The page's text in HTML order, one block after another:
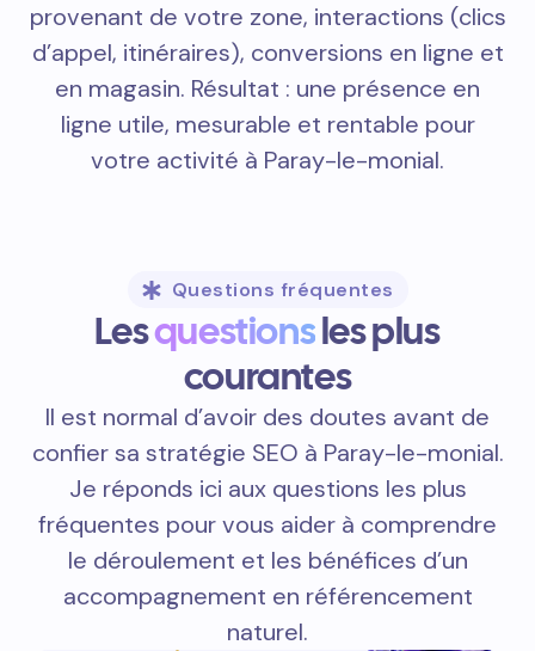
provenant de votre zone, interactions (clics
d’appel, itinéraires), conversions en ligne et
en magasin. Résultat : une présence en
ligne utile, mesurable et rentable pour
votre activité à Paray-le-monial.
Questions fréquentes
Lesquestionsles plus
courantes
Il est normal d’avoir des doutes avant de
confier sa stratégie SEO à Paray-le-monial.
Je réponds ici aux questions les plus
fréquentes pour vous aider à comprendre
le déroulement et les bénéfices d’un
accompagnement en référencement
naturel.